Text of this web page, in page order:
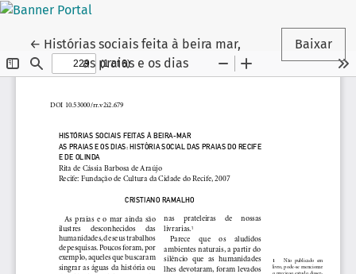
← Voltar aos Detalhes do Artigo
Histórias sociais feita à beira mar,
as praias e os dias
Baixar